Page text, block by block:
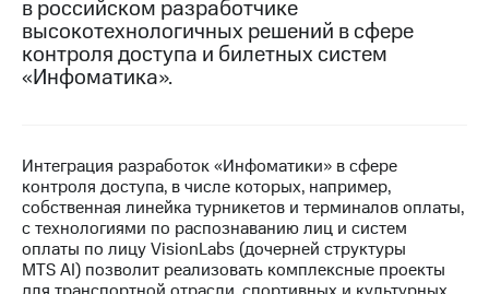
МТС
о технологиях
Достижения
Финансовая
отчетность
Контакты
Пригласить
спикера
в российском разработчике
высокотехнологичных решений в сфере
контроля доступа и билетных систем
«Инфоматика».
Интеграция разработок «Инфоматики» в сфере
контроля доступа, в числе которых, например,
собственная линейка турникетов и терминалов оплаты,
с технологиями по распознаванию лиц и систем
оплаты по лицу VisionLabs (дочерней структуры
MTS AI) позволит реализовать комплексные проекты